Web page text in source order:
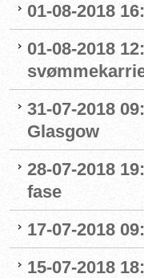
01-08-2018
01-08-2018
31-07-2018
Glasgow
28-07-2018
fase
17-07-2018
15-07-2018